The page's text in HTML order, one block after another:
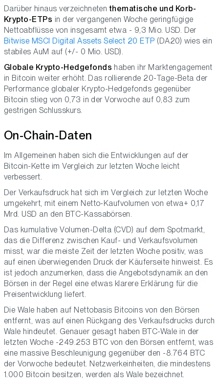
Darüber hinaus verzeichnetenthematische und Korb-
Krypto-ETPs in der vergangenen Woche geringfügige
Nettoabflüsse von insgesamt etwa - 9,3 Mio. USD. Der
Bitwise MSCI Digital Assets Select 20 ETP (DA20) wies ein
stabiles AuM auf (+/- 0 Mio. USD).
Globale Krypto-Hedgefonds haben ihr Marktengagement
in Bitcoin weiter erhöht. Das rollierende 20-Tage-Beta der
Performance globaler Krypto-Hedgefonds gegenüber
Bitcoin stieg von 0,73 in der Vorwoche auf 0,83 zum
gestrigen Schlusskurs.
On-Chain-Daten
Im Allgemeinen haben sich die Entwicklungen auf der
Bitcoin-Kette im Vergleich zur letzten Woche leicht
verbessert.
Der Verkaufsdruck hat sich im Vergleich zur letzten Woche
umgekehrt, mit einem Netto-Kaufvolumen von etwa+ 0,17
Mrd. USD an den BTC-Kassabörsen.
Das kumulative Volumen-Delta (CVD) auf dem Spotmarkt,
das die Differenz zwischen Kauf- und Verkaufsvolumen
misst, war die meiste Zeit der letzten Woche positiv, was
auf einen überwiegenden Druck der Käuferseite hinweist. Es
ist jedoch anzumerken, dass die Angebotsdynamik an den
Börsen in der Regel eine etwas klarere Erklärung für die
Preisentwicklung liefert.
Die Wale haben auf Nettobasis Bitcoins von den Börsen
entfernt, was auf einen Rückgang des Verkaufsdrucks durch
Wale hindeutet. Genauer gesagt haben BTC-Wale in der
letzten Woche -249.253 BTC von den Börsen entfernt, was
eine massive Beschleunigung gegenüber den -8.764 BTC
der Vorwoche bedeutet. Netzwerkeinheiten, die mindestens
1.000 Bitcoin besitzen, werden als Wale bezeichnet.